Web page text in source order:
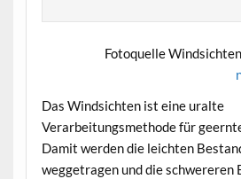
Fotoquelle
Das Windsichten ist eine uralte
Verarbeitungsmethode für
Damit werden die leichten
weggetragen und die schwereren